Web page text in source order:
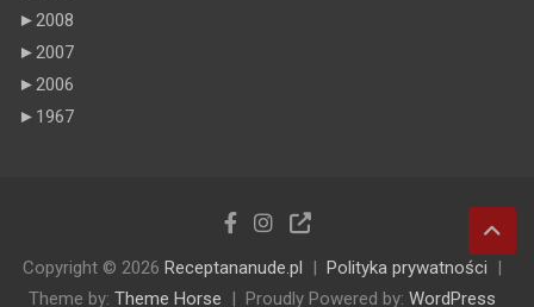
► 2008
► 2007
► 2006
► 1967
Copyright © 2026 Receptananude.pl
Polityka prywatności
Theme by: Theme Horse Proudly Powered by: WordPress